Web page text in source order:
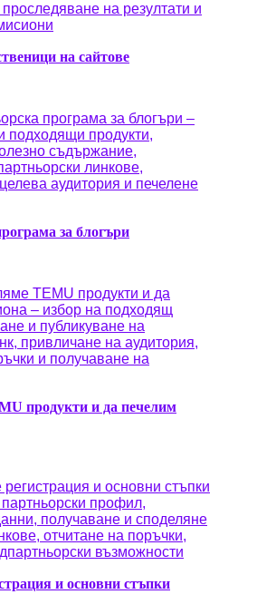
на сайтове
за блогъри
продукти и да печелим
и основни стъпки